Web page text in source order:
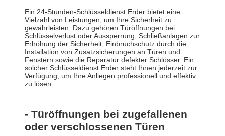
Ein 24-Stunden-Schlüsseldienst Erder bietet eine
Vielzahl von Leistungen, um Ihre Sicherheit zu
gewährleisten. Dazu gehören Türöffnungen bei
Schlüsselverlust oder Aussperrung, Schließanlagen zur
Erhöhung der Sicherheit, Einbruchschutz durch die
Installation von Zusatzsicherungen an Türen und
Fenstern sowie die Reparatur defekter Schlösser. Ein
solcher Schlüsseldienst Erder steht Ihnen jederzeit zur
Verfügung, um Ihre Anliegen professionell und effektiv
zu lösen.
- Türöffnungen bei zugefallenen
oder verschlossenen Türen